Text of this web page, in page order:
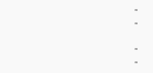
"
"
"
"